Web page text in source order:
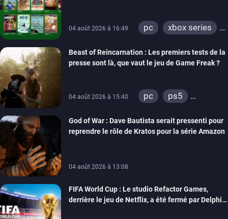
04 août 2026 à 16:49 pc
xbox series
Beast of Reincarnation : Les premiers tests de la
presse sont là, que vaut le jeu de Game Freak ?
04 août 2026 à 15:40 pc
ps5
God of War : Dave Bautista serait pressenti pour
reprendre le rôle de Kratos pour la série Amazon
04 août 2026 à 13:08
FIFA World Cup : Le studio Refactor Games,
derrière le jeu de Netflix, a été fermé par Delphi